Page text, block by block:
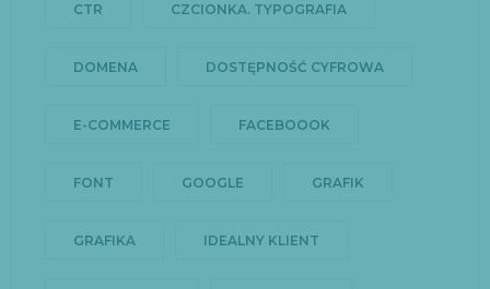
CTR CZCIONKA. TYPOGRAFIA
DOMENA DOSTĘPNOŚĆ CYFROWA
E-COMMERCE FACEBOOOK
FONT GOOGLE GRAFIK
GRAFIKA IDEALNY KLIENT